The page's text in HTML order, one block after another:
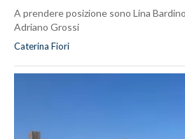
A prendere posizione sono Lina
Adriano Grossi
Caterina Fiori